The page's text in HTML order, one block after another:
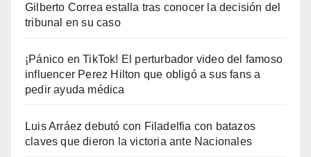
Gilberto Correa estalla tras conocer la decisión del
tribunal en su caso
¡Pánico en TikTok! El perturbador video del famoso
influencer Perez Hilton que obligó a sus fans a
pedir ayuda médica
Luis Arráez debutó con Filadelfia con batazos
claves que dieron la victoria ante Nacionales